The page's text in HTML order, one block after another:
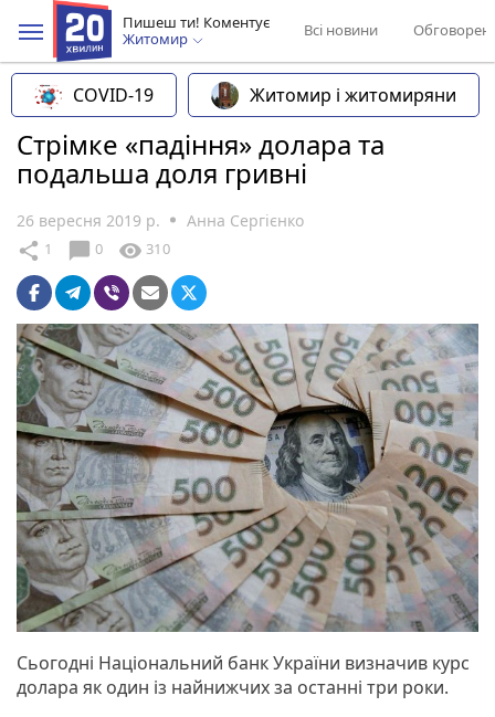
Пишеш ти! Коментує
Житомир
Всі новини
COVID-19 Житомир і житомиряни
Стрімке «падіння» долара та
подальша доля гривні
26 вересня 2019 р. Анна Сергієнко
share 1 chat_bubble 0 visibility 310
Сьогодні Національний банк України визначив курс
долара як один із найнижчих за останні три роки.